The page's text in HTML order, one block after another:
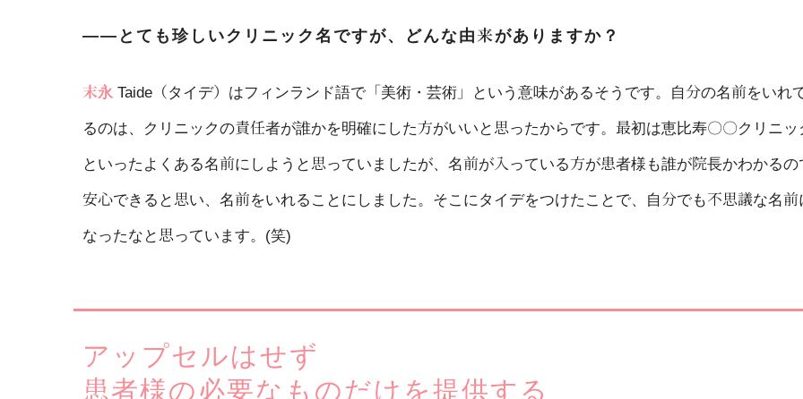
――とても珍しいクリニック名ですが、どんな由来がありますか？
末永 Taide（タイデ）はフィンランド語で「美術・芸術」という意味があるそうです。自分の名前をいれ
るのは、クリニックの責任者が誰かを明確にした方がいいと思ったからです。最初は恵比寿〇〇クリニッ
といったよくある名前にしようと思っていましたが、名前が入っている方が患者様も誰が院長かわかるの
安心できると思い、名前をいれることにしました。そこにタイデをつけたことで、自分でも不思議な名前
なったなと思っています。(笑)
アップセルはせず
患者様の必要なものだけを提供する